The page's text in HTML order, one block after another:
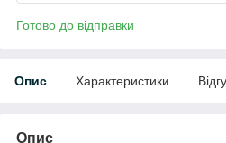
Готово до відправки
Опис Характеристики
Опис